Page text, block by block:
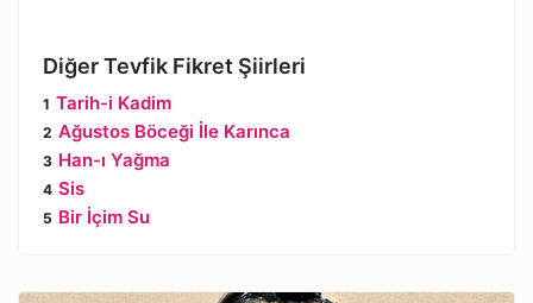
Diğer Tevfik Fikret Şiirleri
Tarih-i Kadim
Ağustos Böceği İle Karınca
Han-ı Yağma
Sis
Bir İçim Su